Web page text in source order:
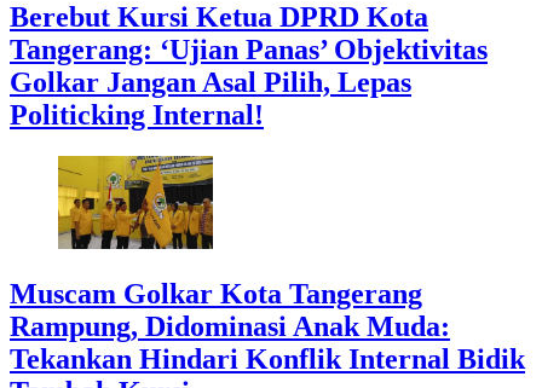
Berebut Kursi Ketua DPRD Kota
Tangerang: ‘Ujian Panas’ Objektivitas
Golkar Jangan Asal Pilih, Lepas
Politicking Internal!
Muscam Golkar Kota Tangerang
Rampung, Didominasi Anak Muda:
Tekankan Hindari Konflik Internal Bidik